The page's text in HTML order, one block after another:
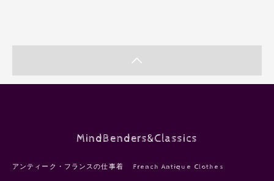
MindBenders&Classics
アンティーク・フランスの仕事着 French Antique Clothes